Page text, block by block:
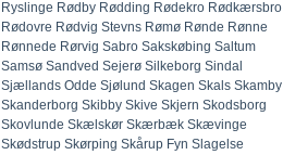
Ryslinge Rødby Rødding Rødekro Rødkærsbro
Rødovre Rødvig Stevns Rømø Rønde Rønne
Rønnede Rørvig Sabro Sakskøbing Saltum
Samsø Sandved Sejerø Silkeborg Sindal
Sjællands Odde Sjølund Skagen Skals Skamby
Skanderborg Skibby Skive Skjern Skodsborg
Skovlunde Skælskør Skærbæk Skævinge
Skødstrup Skørping Skårup Fyn Slagelse